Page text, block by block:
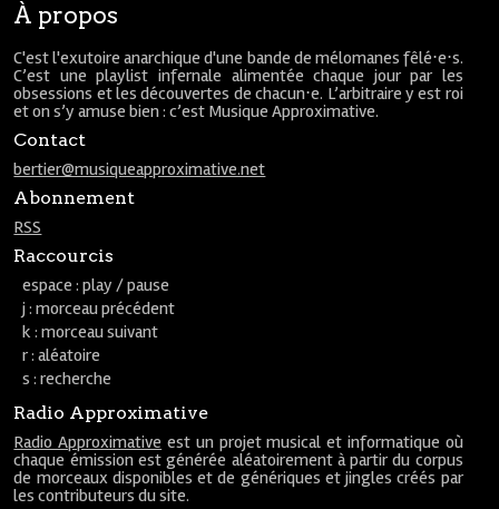
À propos
C'est l'exutoire anarchique d'une bande de mélomanes fêlé⋅e⋅s.
C’est une playlist infernale alimentée chaque jour par les
obsessions et les découvertes de chacun⋅e. L’arbitraire y est roi
et on s’y amuse bien : c’est Musique Approximative.
Contact
bertier@musiqueapproximative.net
Abonnement
RSS
Raccourcis
espace : play / pause
j : morceau précédent
k : morceau suivant
r : aléatoire
s : recherche
Radio Approximative
Radio Approximative est un projet musical et informatique où
chaque émission est générée aléatoirement à partir du corpus
de morceaux disponibles et de génériques et jingles créés par
les contributeurs du site.